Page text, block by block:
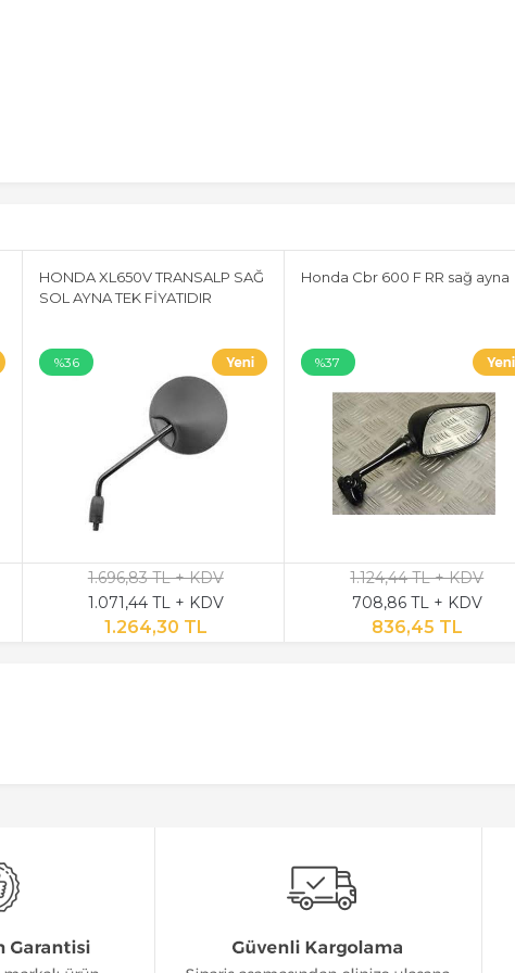
HONDA XL650V TRANSALP SAĞ
SOL AYNA TEK FİYATIDIR
%36
1.696,83 TL + KDV
1.071,44 TL + KDV
1.264,30 TL
Honda Cbr 600 F RR sağ ayna
%37
1.124,44 TL + KDV
708,86 TL + KDV
836,45 TL